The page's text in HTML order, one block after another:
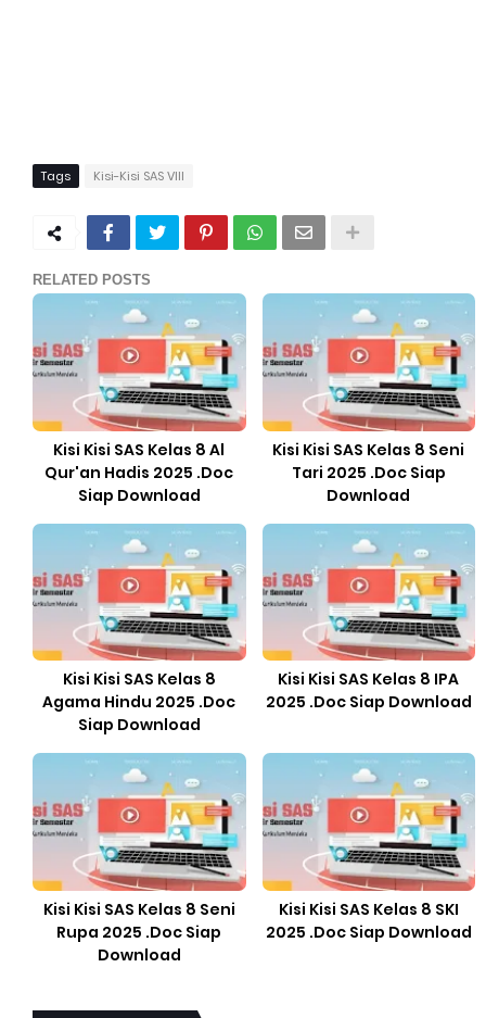
Tags Kisi-Kisi SAS VIII
RELATED POSTS
Kisi Kisi SAS Kelas 8 Al
Qur'an Hadis 2025 .Doc
Siap Download
Kisi Kisi SAS Kelas 8 Seni
Tari 2025 .Doc Siap
Download
Kisi Kisi SAS Kelas 8
Agama Hindu 2025 .Doc
Siap Download
Kisi Kisi SAS Kelas 8 IPA
2025 .Doc Siap Download
Kisi Kisi SAS Kelas 8 Seni
Rupa 2025 .Doc Siap
Download
Kisi Kisi SAS Kelas 8 SKI
2025 .Doc Siap Download